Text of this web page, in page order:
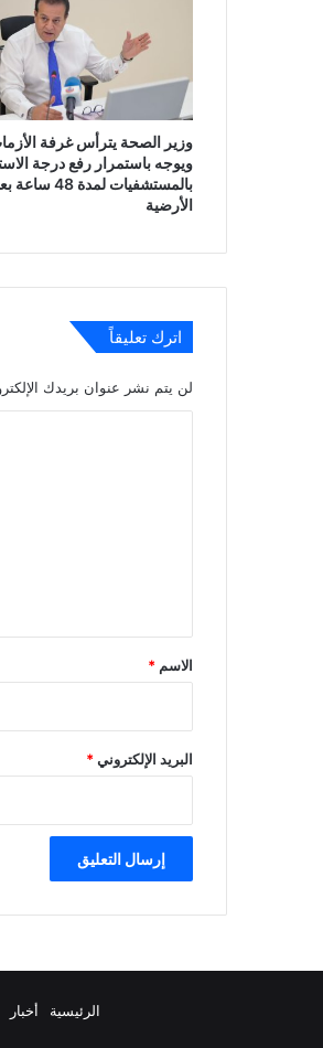
وزير الصحة يترأس غرفة
ويوجه باستمرار رفع درجة
بالمستشفيات لمدة
الأرضية
اترك تعليقاً
لن يتم نشر عنوان بريدك
*
الاسم *
البريد الإلكتروني*
الرئيسية أخبار